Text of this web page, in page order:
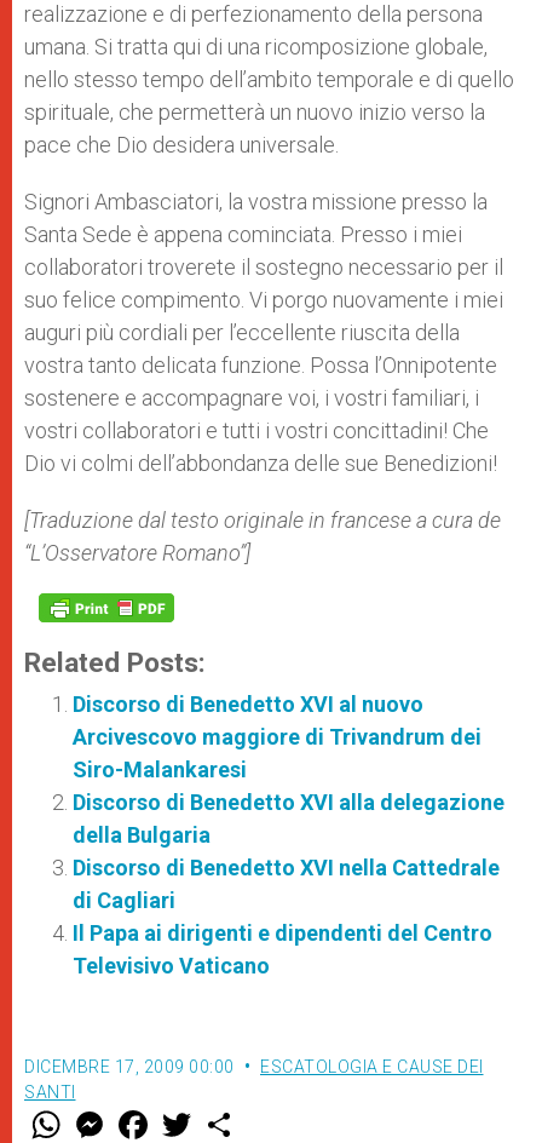
realizzazione e di perfezionamento della persona
umana. Si tratta qui di una ricomposizione globale,
nello stesso tempo dell’ambito temporale e di quello
spirituale, che permetterà un nuovo inizio verso la
pace che Dio desidera universale.
Signori Ambasciatori, la vostra missione presso la
Santa Sede è appena cominciata. Presso i miei
collaboratori troverete il sostegno necessario per il
suo felice compimento. Vi porgo nuovamente i miei
auguri più cordiali per l’eccellente riuscita della
vostra tanto delicata funzione. Possa l’Onnipotente
sostenere e accompagnare voi, i vostri familiari, i
vostri collaboratori e tutti i vostri concittadini! Che
Dio vi colmi dell’abbondanza delle sue Benedizioni!
[Traduzione dal testo originale in francese a cura de
“L’Osservatore Romano”]
Related Posts:
Discorso di Benedetto XVI al nuovo
Arcivescovo maggiore di Trivandrum dei
Siro-Malankaresi
Discorso di Benedetto XVI alla delegazione
della Bulgaria
Discorso di Benedetto XVI nella Cattedrale
di Cagliari
Il Papa ai dirigenti e dipendenti del Centro
Televisivo Vaticano
DICEMBRE 17, 2009 00:00
ESCATOLOGIA E CAUSE DEI
SANTI
W M
e
F
a w